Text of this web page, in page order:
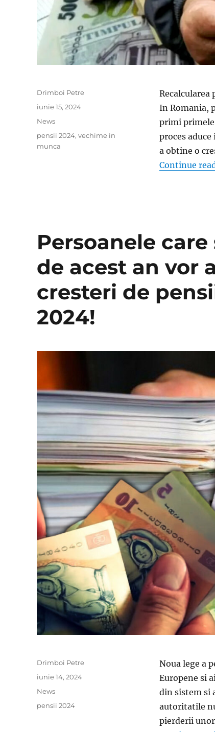
In Romania,
primi
proces
a obtine o
Continue
Author
Drimboi Petre
Posted
iunie 15, 2024
Categories
News
Tags
pensii 2024, vechime in
munca
Persoanele
de acest an vor
cresteri de
2024!
Noua lege a
Europene si
din sistem si
autoritatile
pierderii
Author
Drimboi Petre
Posted
iunie 14, 2024
Categories
News
Tags
pensii 2024